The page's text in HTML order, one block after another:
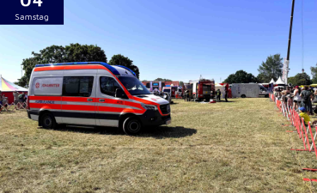
Samstag
Cookie Laufzeit:
Einverständnis-Cookie
Name:
cookie_consent
Zweck:
Dieser Cookie speichert die ausgewählten
Einverständnis-Optionen des Benutzers